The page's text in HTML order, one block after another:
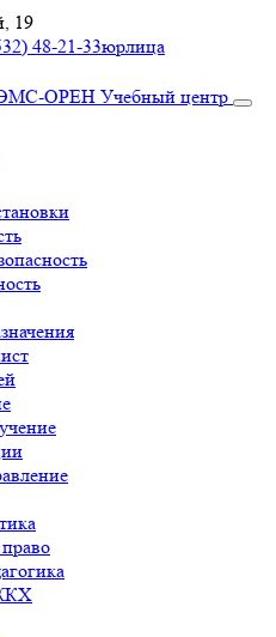
19
48-21-33юрлица
ОРЕН Учебный центр